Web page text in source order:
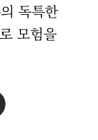
독특한
모험을